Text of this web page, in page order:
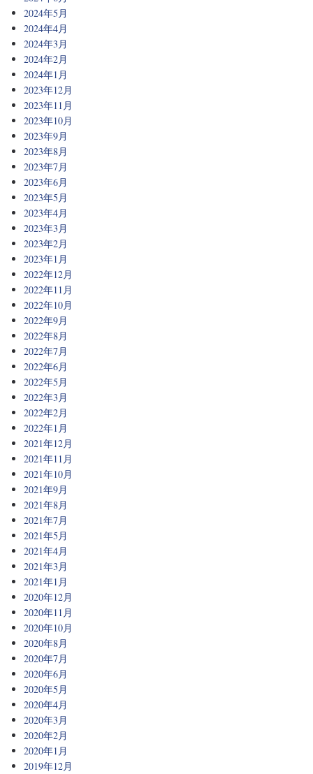
2024年5月
2024年4月
2024年3月
2024年2月
2024年1月
2023年12月
2023年11月
2023年10月
2023年9月
2023年8月
2023年7月
2023年6月
2023年5月
2023年4月
2023年3月
2023年2月
2023年1月
2022年12月
2022年11月
2022年10月
2022年9月
2022年8月
2022年7月
2022年6月
2022年5月
2022年3月
2022年2月
2022年1月
2021年12月
2021年11月
2021年10月
2021年9月
2021年8月
2021年7月
2021年5月
2021年4月
2021年3月
2021年1月
2020年12月
2020年11月
2020年10月
2020年8月
2020年7月
2020年6月
2020年5月
2020年4月
2020年3月
2020年2月
2020年1月
2019年12月